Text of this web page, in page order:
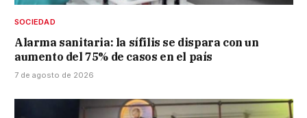
SOCIEDAD
Alarma sanitaria: la sífilis se dispara con un
aumento del 75% de casos en el país
7 de agosto de 2026